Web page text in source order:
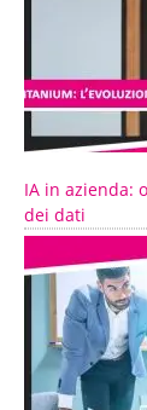
IA in azienda:
dei dati